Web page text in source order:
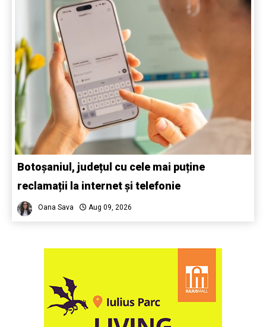
Botoșaniul, județul cu cele mai puține
reclamații la internet și telefonie
Oana Sava Aug 09, 2026